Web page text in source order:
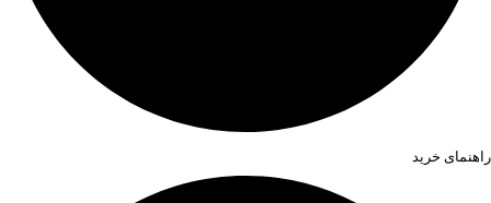
راهنمای خرید